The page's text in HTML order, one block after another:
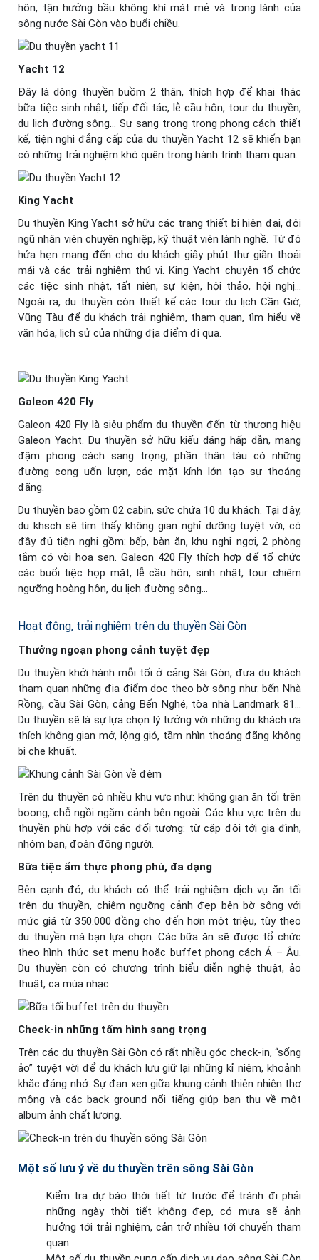
hôn, tận hưởng bầu không khí mát mẻ và trong lành của
sông nước Sài Gòn vào buổi chiều.
Yacht 12
Đây là dòng thuyền buồm 2 thân, thích hợp để khai thác
bữa tiệc sinh nhật, tiếp đối tác, lễ cầu hôn, tour du thuyền,
du lịch đường sông… Sự sang trọng trong phong cách thiết
kế, tiện nghi đẳng cấp của du thuyền Yacht 12 sẽ khiến bạn
có những trải nghiệm khó quên trong hành trình tham quan.
King Yacht
Du thuyền King Yacht sở hữu các trang thiết bị hiện đại, đội
ngũ nhân viên chuyên nghiệp, kỹ thuật viên lành nghề. Từ đó
hứa hẹn mang đến cho du khách giây phút thư giãn thoải
mái và các trải nghiệm thú vị. King Yacht chuyên tổ chức
các tiệc sinh nhật, tất niên, sự kiện, hội thảo, hội nghị…
Ngoài ra, du thuyền còn thiết kế các tour du lịch Cần Giờ,
Vũng Tàu để du khách trải nghiệm, tham quan, tìm hiểu về
văn hóa, lịch sử của những địa điểm đi qua.
Galeon 420 Fly
Galeon 420 Fly là siêu phẩm du thuyền đến từ thương hiệu
Galeon Yacht. Du thuyền sở hữu kiểu dáng hấp dẫn, mang
đậm phong cách sang trọng, phần thân tàu có những
đường cong uốn lượn, các mặt kính lớn tạo sự thoáng
đãng.
Du thuyền bao gồm 02 cabin, sức chứa 10 du khách. Tại đây,
du khsch sẽ tìm thấy không gian nghỉ dưỡng tuyệt vời, có
đầy đủ tiện nghi gồm: bếp, bàn ăn, khu nghỉ ngơi, 2 phòng
tắm có vòi hoa sen. Galeon 420 Fly thích hợp để tổ chức
các buổi tiệc họp mặt, lễ cầu hôn, sinh nhật, tour chiêm
ngưỡng hoàng hôn, du lịch đường sông…
Hoạt động, trải nghiệm trên du thuyền Sài Gòn
Thưởng ngoạn phong cảnh tuyệt đẹp
Du thuyền khởi hành mỗi tối ở cảng Sài Gòn, đưa du khách
tham quan những địa điểm dọc theo bờ sông như: bến Nhà
Rồng, cầu Sài Gòn, cảng Bến Nghé, tòa nhà Landmark 81…
Du thuyền sẽ là sự lựa chọn lý tưởng với những du khách ưa
thích không gian mở, lộng gió, tầm nhìn thoáng đãng không
bị che khuất.
Trên du thuyền có nhiều khu vực như: không gian ăn tối trên
boong, chỗ ngồi ngắm cảnh bên ngoài. Các khu vực trên du
thuyền phù hợp với các đối tượng: từ cặp đôi tới gia đình,
nhóm bạn, đoàn đông người.
Bữa tiệc ẩm thực phong phú, đa dạng
Bên cạnh đó, du khách có thể trải nghiệm dịch vụ ăn tối
trên du thuyền, chiêm ngưỡng cảnh đẹp bên bờ sông với
mức giá từ 350.000 đồng cho đến hơn một triệu, tùy theo
du thuyền mà bạn lựa chọn. Các bữa ăn sẽ được tổ chức
theo hình thức set menu hoặc buffet phong cách Á – Âu.
Du thuyền còn có chương trình biểu diễn nghệ thuật, ảo
thuật, ca múa nhạc.
Check-in những tấm hình sang trọng
Trên các du thuyền Sài Gòn có rất nhiều góc check-in, “sống
ảo” tuyệt vời để du khách lưu giữ lại những kỉ niệm, khoảnh
khắc đáng nhớ. Sự đan xen giữa khung cảnh thiên nhiên thơ
mộng và các back ground nổi tiếng giúp bạn thu về một
album ảnh chất lượng.
Một số lưu ý về du thuyền trên sông Sài Gòn
Kiểm tra dự báo thời tiết từ trước để tránh đi phải
những ngày thời tiết không đẹp, có mưa sẽ ảnh
hưởng tới trải nghiệm, cản trở nhiều tới chuyến tham
quan.